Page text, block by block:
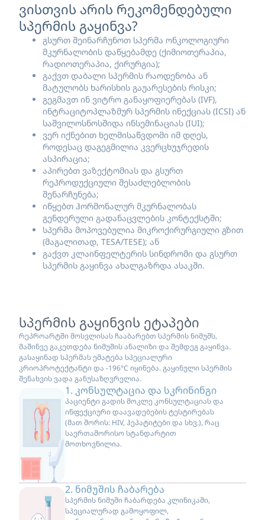
ვისთვის არის რეკომენდებული
სპერმის გაყინვა?
გსურთ შეინარჩუნოთ სპერმა ონკოლოგიური
მკურნალობის დაწყებამდე (ქიმიოთერაპია,
რადიოთერაპია, ქირურგია);
გაქვთ დაბალი სპერმის რაოდენობა ან
მატულობს ხარისხის გაუარესების რისკი;
გეგმავთ ინ ვიტრო განაყოფიერებას (IVF),
ინტრაციტოპლაზმურ სპერმის ინექციას (ICSI) ან
საშვილოსნოსშიდა ინსემინაციას (IUI);
ვერ იქნებით ხელმისაწვდომი იმ დღეს,
როდესაც დაგეგმილია კვერცხუჯრედის
ასპირაცია;
აპირებთ ვაზექტომიას და გსურთ
რეპროდუქციული შესაძლებლობის
შენარჩუნება;
იწყებთ ჰორმონალურ მკურნალობას
გენდერული გადანაცვლების კონტექსტში;
სპერმა მოპოვებულია მიკროქირურგიული გზით
(მაგალითად, TESA/TESE); ან
გაქვთ კლაინფელტერის სინდრომი და გსურთ
სპერმის გაყინვა ახალგაზრდა ასაკში.
სპერმის გაყინვის ეტაპები
რეპროარტში მოსვლისას ჩააბარებთ სპერმის ნიმუშს,
მაშინვე გაკეთდება ნიმუშის ანალიზი და შემდეგ გაყინვა.
გასაყინად სპერმას ემატება სპეციალური
კრიოპროტექტანტი და -196°C იყინება. გაყინული სპერმის
შენახვის ვადა განუსაზღვრელია.
1. კონსულტაცია და სკრინინგი
პაციენტი გადის მოკლე კონსულტაციას და
ინფექციური დაავადებების ტესტირებას
(მათ შორის: HIV, ჰეპატიტები და სხვ.), რაც
საერთაშორისო სტანდარტით
მოთხოვნილია.
2. ნიმუშის ჩაბარება
სპერმის ნიმუში ჩაბარდება კლინიკაში,
სპეციალურად გამოყოფილ,